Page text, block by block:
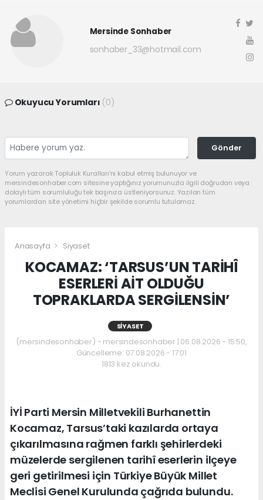
Mersinde Sonhaber
sonhaber_33@hotmail.com
Okuyucu Yorumları (0)
Gönder
Yorum yazarak Topluluk Kuralları’nı kabul etmiş bulunuyor ve
mersindesonhaber.com sitesine yaptığınız yorumunuzla ilgili doğrudan veya
dolaylı tüm sorumluluğu tek başınıza üstleniyorsunuz. Yazılan tüm
yorumlardan site yönetimi hiçbir şekilde sorumlu tutulamaz.
Anasayfa Siyaset
KOCAMAZ: ‘TARSUS’UN TARİHÎ
ESERLERİ AİT OLDUĞU
TOPRAKLARDA SERGİLENSİN’
SIYASET
(mersindesonhaber) - mersindesonhaber | 06.08.2026 - 15:50,
Güncelleme: 07.08.2026 - 17:01
1813 kez okundu.
İYİ Parti Mersin Milletvekili Burhanettin
Kocamaz, Tarsus’taki kazılarda ortaya
çıkarılmasına rağmen farklı şehirlerdeki
müzelerde sergilenen tarihî eserlerin ilçeye
geri getirilmesi için Türkiye Büyük Millet
Meclisi Genel Kurulunda çağrıda bulundu.